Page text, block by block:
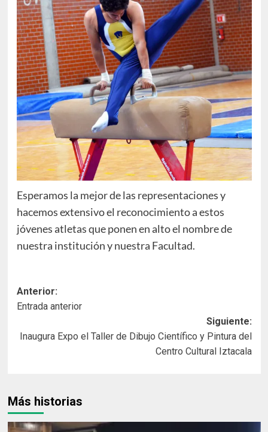
Esperamos la mejor de las representaciones y
hacemos extensivo el reconocimiento a estos
jóvenes atletas que ponen en alto el nombre de
nuestra institución y nuestra Facultad.
Navegación
de
entradas
Anterior:
Entrada anterior
Siguiente:
Inaugura Expo el Taller de Dibujo Científico y Pintura del
Centro Cultural Iztacala
Más historias